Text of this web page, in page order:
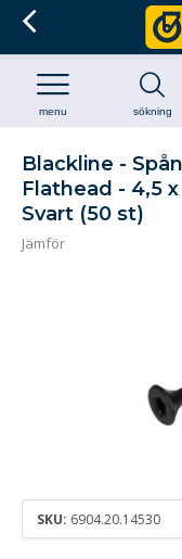
sökning
menu
Blackline -
Flathead - 4,5
Svart (50 st)
Jämför
SKU: 6904.20.14530